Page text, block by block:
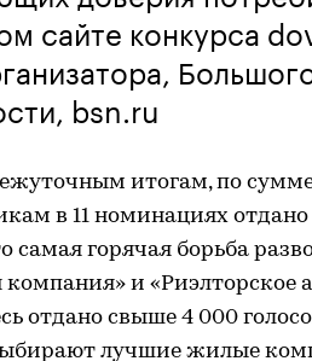
сайте конкурса
bsn.ru
итогам, по
в 11 номинациях отдано
самая горячая борьба
компания» и «Риэлторское
отдано свыше 4 000
лучшие жилые